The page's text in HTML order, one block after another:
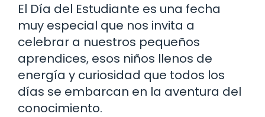
El Día del Estudiante es una fecha
muy especial que nos invita a
celebrar a nuestros pequeños
aprendices, esos niños llenos de
energía y curiosidad que todos los
días se embarcan en la aventura del
conocimiento.